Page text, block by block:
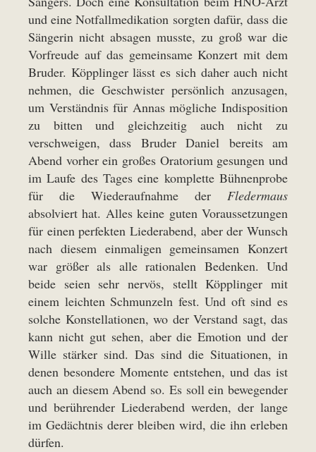
und eine Notfallmedikation sorgten dafür, dass die
Sängerin nicht absagen musste, zu groß war die
Vorfreude auf das gemeinsame Konzert mit dem
Bruder. Köpplinger lässt es sich daher auch nicht
nehmen, die Geschwister persönlich anzusagen,
um Verständnis für Annas mögliche Indisposition
zu bitten und gleichzeitig auch nicht zu
verschweigen, dass Bruder Daniel bereits am
Abend vorher ein großes Oratorium gesungen und
im Laufe des Tages eine komplette Bühnenprobe
für die Wiederaufnahme der Fledermaus
absolviert hat. Alles keine guten Voraussetzungen
für einen perfekten Liederabend, aber der Wunsch
nach diesem einmaligen gemeinsamen Konzert
war größer als alle rationalen Bedenken. Und
beide seien sehr nervös, stellt Köpplinger mit
einem leichten Schmunzeln fest. Und oft sind es
solche Konstellationen, wo der Verstand sagt, das
kann nicht gut sehen, aber die Emotion und der
Wille stärker sind. Das sind die Situationen, in
denen besondere Momente entstehen, und das ist
auch an diesem Abend so. Es soll ein bewegender
und berührender Liederabend werden, der lange
im Gedächtnis derer bleiben wird, die ihn erleben
dürfen.